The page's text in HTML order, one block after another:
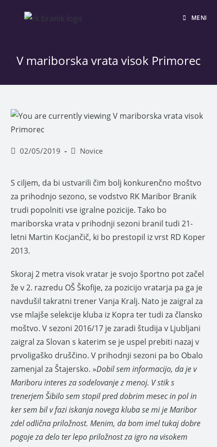
MENI
V mariborska vrata visok Primorec
02/05/2019 Novice
S ciljem, da bi ustvarili čim bolj konkurenčno moštvo
za prihodnjo sezono, se vodstvo RK Maribor Branik
trudi popolniti vse igralne pozicije. Tako bo
mariborska vrata v prihodnji sezoni branil tudi 21-
letni Martin Kocjančič, ki bo prestopil iz vrst RD Koper
2013.
Skoraj 2 metra visok vratar je svojo športno pot začel
že v 2. razredu OŠ Škofije, za pozicijo vratarja pa ga je
navdušil takratni trener Vanja Kralj. Nato je zaigral za
vse mlajše selekcije kluba iz Kopra ter tudi za člansko
moštvo. V sezoni 2016/17 je zaradi študija v Ljubljani
zaigral za Slovan s katerim se je uspel prebiti nazaj v
prvoligaško druščino. V prihodnji sezoni pa bo Obalo
zamenjal za Štajersko. »Dobil sem informacijo, da je v
Mariboru interes za sodelovanje z menoj. V stik s
trenerjem Šibilo sem stopil pred dobrim mesec in pol in
ker sem bil v fazi iskanja novega kluba se mi je Maribor
zdel odlična priložnost. Menim, da bom imel tukaj dobre
pogoje za delo ter lepo priložnost za igro na visokem